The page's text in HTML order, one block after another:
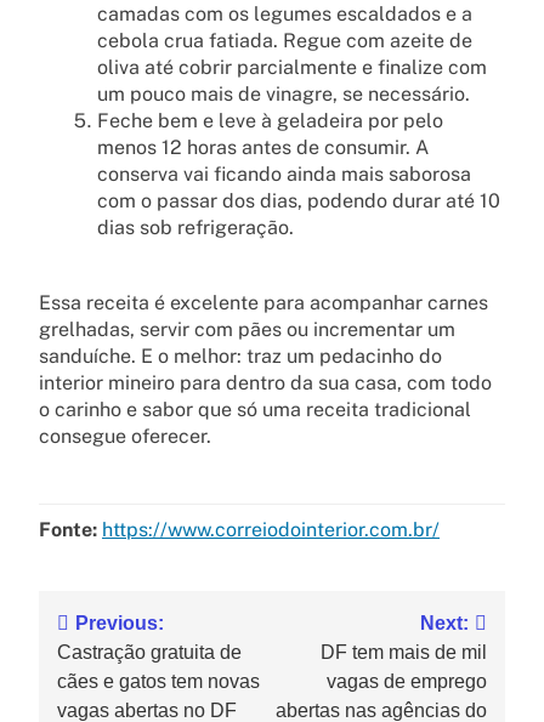
camadas com os legumes escaldados e a
cebola crua fatiada. Regue com azeite de
oliva até cobrir parcialmente e finalize com
um pouco mais de vinagre, se necessário.
Feche bem e leve à geladeira por pelo
menos 12 horas antes de consumir. A
conserva vai ficando ainda mais saborosa
com o passar dos dias, podendo durar até 10
dias sob refrigeração.
Essa receita é excelente para acompanhar carnes
grelhadas, servir com pães ou incrementar um
sanduíche. E o melhor: traz um pedacinho do
interior mineiro para dentro da sua casa, com todo
o carinho e sabor que só uma receita tradicional
consegue oferecer.
Fonte: https://www.correiodointerior.com.br/
Previous:
Castração gratuita de
cães e gatos tem novas
vagas abertas no DF
Next:
DF tem mais de mil
vagas de emprego
abertas nas agências do